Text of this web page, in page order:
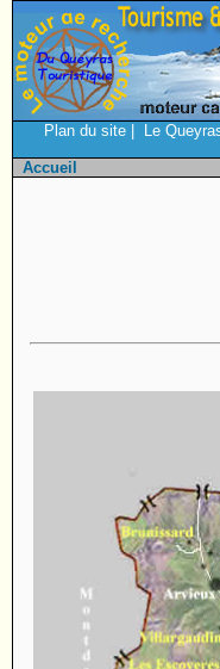
Plan du site Le
Accueil